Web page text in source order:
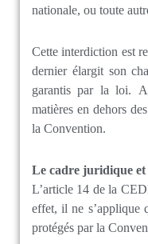
nationale, ou toute
Cette interdiction est
dernier élargit son
garantis par la loi.
matières en dehors
la Convention.
Le cadre juridique et
L’article 14 de la
effet, il ne s’applique
protégés par la